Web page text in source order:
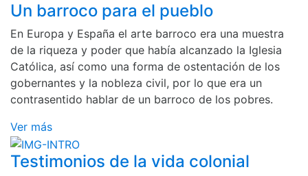
Un barroco para el pueblo
En Europa y España el arte barroco era una muestra
de la riqueza y poder que había alcanzado la Iglesia
Católica, así como una forma de ostentación de los
gobernantes y la nobleza civil, por lo que era un
contrasentido hablar de un barroco de los pobres.
Ver más
Testimonios de la vida colonial